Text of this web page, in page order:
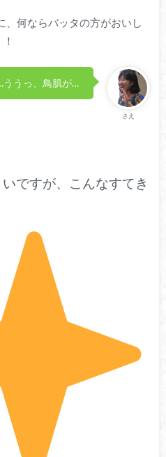
、何ならバッタの方がおいし
さえ
ううっ、鳥肌が…
ですが、こんなすてき